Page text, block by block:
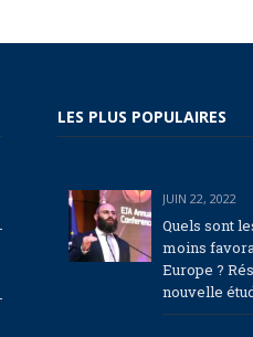
LES PLUS POPULAIRES
JUIN 22, 2022
Quels sont
moins
Europe ?
nouvelle